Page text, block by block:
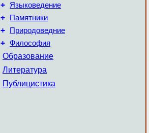
+ Языковедение
+ Памятники
+ Природоведние
+ Философия
Образование
Литература
Публицистика